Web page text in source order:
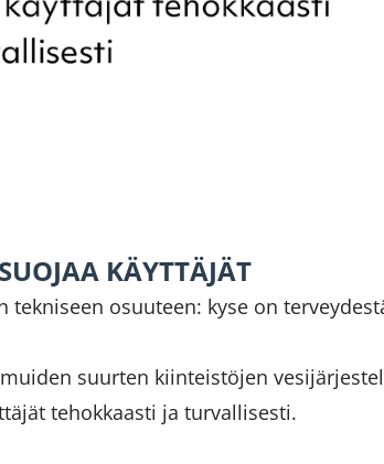
KÄYTTÄJÄT
osuuteen: kyse on
suurten kiinteistöjen
tehokkaasti ja turvallisesti.